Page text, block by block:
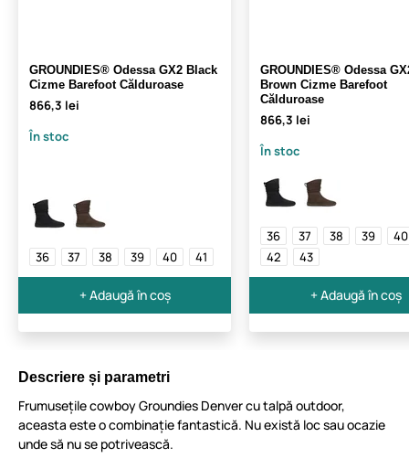
GROUNDIES® Odessa GX2 Black
Cizme Barefoot Călduroase
866,3 lei
În stoc
36 37 38 39 40 41
+ Adaugă în coș
GROUNDIES® Odessa
Brown Cizme Barefoot
Călduroase
866,3 lei
În stoc
36 37 38 39
40
42
43
+ Adaugă în coș
Descriere și parametri
Frumusețile cowboy Groundies Denver cu talpă outdoor,
aceasta este o combinație fantastică. Nu există loc sau ocazie
unde să nu se potrivească.